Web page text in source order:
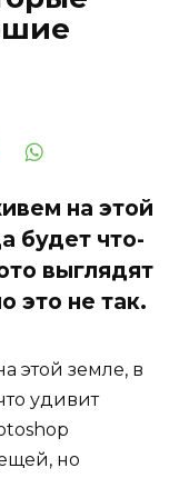
на этой
будет что-
выглядят
это не так.
этой земле, в
удивит
но